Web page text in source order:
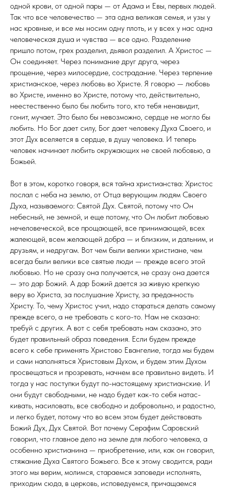
одной крови, от одной пары — от Адама и Евы, первых людей.
Так что все человечество — эта одна великая семья, и узы у
нас кровные, и все мы носим одну плоть, и у всех у нас одна
человеческая душа и чувства — все одно. Разделение
пришло потом, грех разделил, дьявол разделил. А Христос —
Он соеди­няет. Через понимание друг друга, через
прощение, через милосердие, сострадание. Через терпение
хрис­тианское, через любовь во Христе. Я говорю — любовь
во Христе, именно во Христе, потому что, действитель­но,
неестественно было бы любить того, кто тебя ненавидит,
гонит, мучает. Это было бы невозможно, сердце не могло бы
любить. Но Бог дает силу, Бог да­ет человеку Духа Своего, и
этот Дух вселяется в сердце, в душу человека. И теперь
человек начинает любить окружающих не своей любовью, а
Божьей.
Вот в этом, коротко говоря, вся тайна христи­анства: Христос
послал с неба на землю, от Отца веру­ющим людям Своего
Духа, называемого: Святой Дух. Святой, потому что Он
небесный, не земной, и еще потому, что Он любит любовью
нечеловеческой, все прощающей, все принимающей, всех
жалеющей, всем желающей добра — и близким, и дальним, и
друзьям, и недругам. Вот чем были велики христиане, чем
всегда были велики все святые люди — прежде всего этой
лю­бовью. Но не сразу она получается, не сразу она дается
— это дар Божий. А дар Божий дается за живую крепкую
веру во Христа, за послушание Христу, за преданность
Христу. То, чему Христос учил, надо стараться делать самому
прежде всего, а не требовать с кого-то. Нам не сказано:
требуй с других. А вот с себя требовать нам сказано, это
будет правильный образ поведения. Если будем прежде
всего к себе применять Христово Еван­гелие, тогда мы будем
и сами наполняться Христовым Духом, и будем этим Духом
просвещаться и про­зревать, начнем все правильно видеть. И
тогда у нас поступки будут по-настоящему христианские. И
они будут свободными, не надо будет как-то себя натас­
кивать, насиловать, все свободно и добровольно, и радостно,
и легко будет, потому что во всем этом будет действовать
Божий Дух, Дух Святой. Вот почему Серафим Саровский
говорил, что главное дело на земле для любого человека, а
особенно христианина — приоб­ретение, или, как он говорил,
стяжание Духа Святого Божьего. Все к этому сводится, ради
этого мы верим, молимся, стараемся заповеди исполнять,
приходим сюда, в церковь, исповедуемся, причащаемся